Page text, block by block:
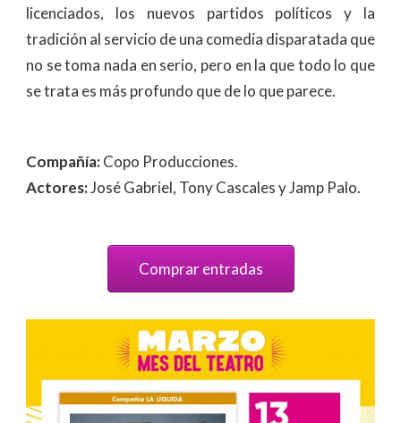
licenciados, los nuevos partidos políticos y la
tradición al servicio de una comedia disparatada que
no se toma nada en serio, pero en la que todo lo que
se trata es más profundo que de lo que parece.
Compañía:Copo Producciones.
Actores:José Gabriel, Tony Cascales y Jamp Palo.
Comprar entradas